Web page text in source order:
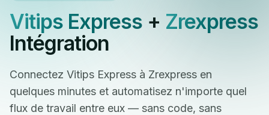
Vitips Express+ Zrexpress
Intégration
Connectez Vitips Express à Zrexpress en
quelques minutes et automatisez n'importe quel
flux de travail entre eux — sans code, sans